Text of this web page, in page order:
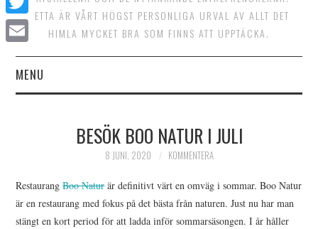
DETTA ÄR VÅRT HÖGST PERSONLIGA URVAL AV ALLT DET
HIMLA MYCKET BRA SOM FINNS ATT UPPTÄCKA.
MENU
HIMLAGRÖNT
HIMLAMYSIGT
HIMLASNYGGT
BESÖK BOO NATUR I JULI
8 JUNI, 2020 KOMMENTERA
RestaurangBoo Naturär definitivt värt en omväg i sommar. Boo Natur
är en restaurang med fokus på det bästa från naturen. Just nu har man
stängt en kort period för att ladda inför sommarsäsongen. I år håller
Twitter
Email